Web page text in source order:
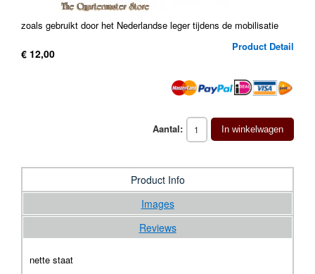
zoals gebruikt door het Nederlandse leger tijdens de mobilisatie
Product Detail
€ 12,00
Aantal: In winkelwagen
Product Info
Images
Reviews
nette staat